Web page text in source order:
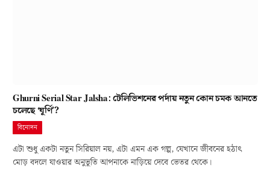
Ghurni Serial Star Jalsha: টেলিভিশনের পর্দায় নতুন কোন চমক আনতে
চলেছে ‘ঘূর্ণি’?
বিনোদন
এটা শুধু একটা নতুন সিরিয়াল নয়, এটা এমন এক গল্প, যেখানে জীবনের হঠাৎ
মোড় বদলে যাওয়ার অনুভূতি আপনাকে নাড়িয়ে দেবে ভেতর থেকে।